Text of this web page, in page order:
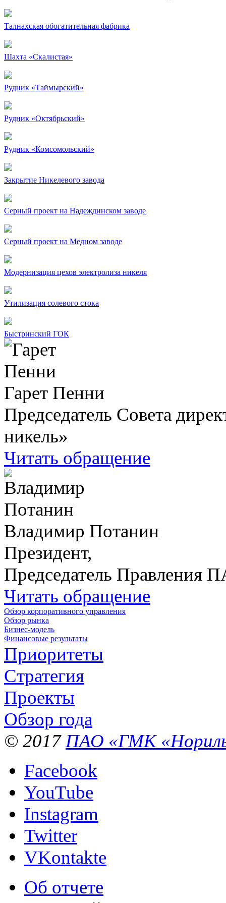
Талнахская обогатительная фабрика
Шахта «Скалистая»
Рудник «Таймырский»
Рудник «Октябрьский»
Рудник «Комсомольский»
Закрытие Никелевого завода
Серный проект на Надеждинском заводе
Серный проект на Медном заводе
Модернизация цехов электролиза никеля
Утилизация солевого стока
Быстринский ГОК
Гарет Пенни
Председатель Совета
никель»
Читать обращение
Владимир Потанин
Президент,
Председатель Правления
Читать обращение
Обзор корпоративного управления
Обзор рынка
Бизнес-модель
Финансовые результаты
Приоритеты
Стратегия
Проекты
Обзор года
© 2017 ПАО «ГМК
Facebook
YouTube
Instagram
Twitter
VKontakte
Об отчете